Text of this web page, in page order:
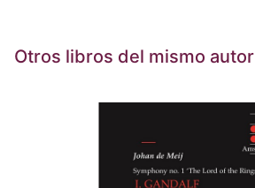
Otros libros del mismo autor